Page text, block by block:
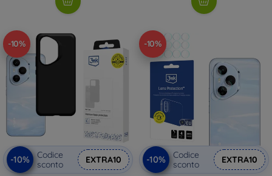
-10%
-10%
Codice
sconto
EXTRA10
-10%
-10%
Codice
sconto
EXTRA10